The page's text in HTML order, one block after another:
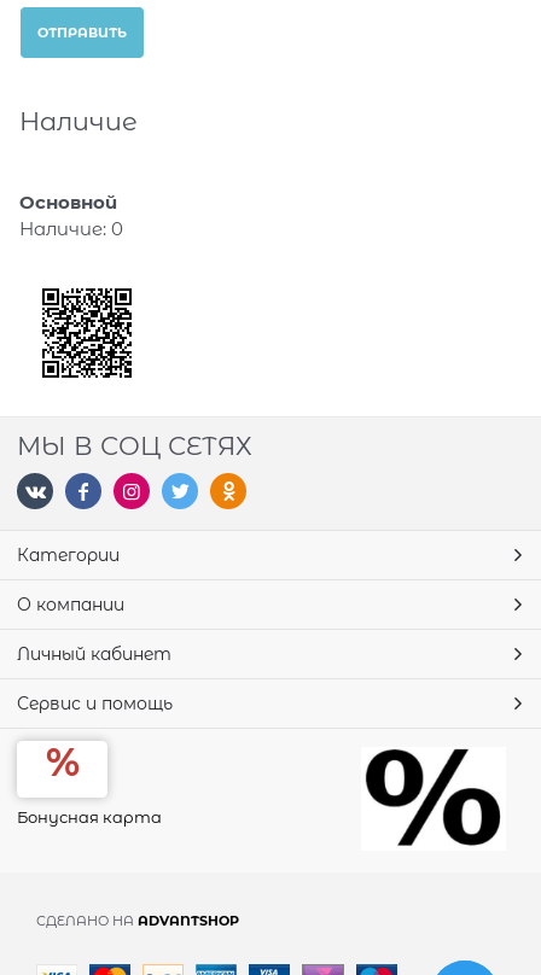
Наличие
Основной
Наличие: 0
МЫ В СОЦ СЕТЯХ
Категории
О компании
Личный кабинет
Сервис и помощь
Бонусная карта
СДЕЛАНО НА ADVANTSHOP